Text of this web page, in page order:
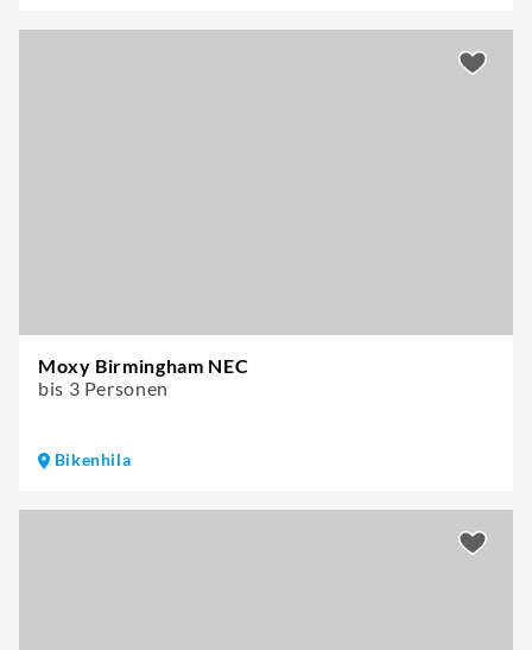
Moxy Birmingham NEC
bis 3 Personen
Bikenhila